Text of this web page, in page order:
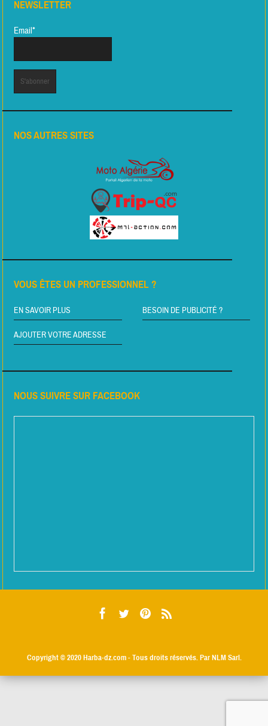
NEWSLETTER
Email*
NOS AUTRES SITES
VOUS ÊTES UN PROFESSIONNEL ?
EN SAVOIR PLUS BESOIN DE PUBLICITÉ ?
AJOUTER VOTRE ADRESSE
NOUS SUIVRE SUR FACEBOOK
Copyright © 2020Harba-dz.com- Tous droits réservés. Par NLM Sarl.